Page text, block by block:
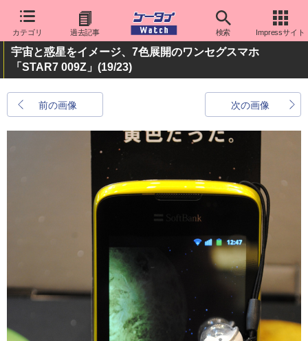
カテゴリ 過去記事 検索 Impressサイト
宇宙と惑星をイメージ、7色展開のワンセグスマホ
「STAR7 009Z」 (19/23)
前の画像 次の画像